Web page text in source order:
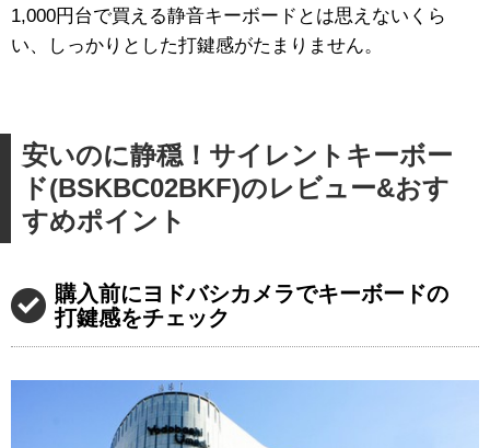
1,000円台で買える静音キーボードとは思えないくら
い、しっかりとした打鍵感がたまりません。
安いのに静穏！サイレントキーボー
ド(BSKBC02BKF)のレビュー&おす
すめポイント
購入前にヨドバシカメラでキーボードの
打鍵感をチェック